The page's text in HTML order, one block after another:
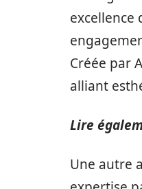
excellence
Créée par
alliant
Lire
Une autre